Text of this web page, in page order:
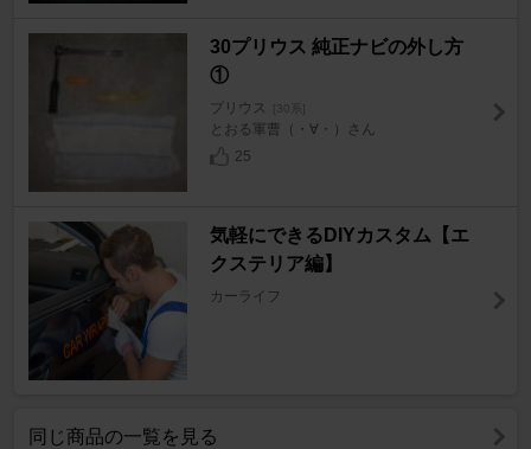
30プリウス 純正ナビの外し方
①
プリウス [30系]
とおる軍曹（・∀・）さん
25
気軽にできるDIYカスタム【エ
クステリア編】
カーライフ
同じ商品の一覧を見る